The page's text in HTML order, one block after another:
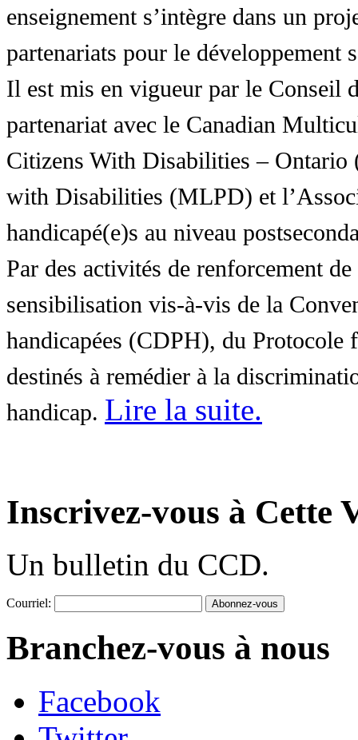
enseignement s’intègre dans un
partenariats pour le développement
Il est mis en vigueur par le Conseil
partenariat avec le Canadian
Citizens With Disabilities – Ontario
with Disabilities (MLPD) et
handicapé(e)s au niveau
Par des activités de renforcement
sensibilisation vis-à-vis de la
handicapées (CDPH), du Protocole
destinés à remédier à la
handicap. Lire la suite.
Inscrivez-vous à Cette
Un bulletin du CCD.
Courriel:
Branchez-vous à nous
Facebook